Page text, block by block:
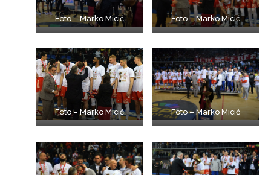
Foto – Marko Micić Foto – Marko Micić
Foto – Marko Micić Foto – Marko Micić